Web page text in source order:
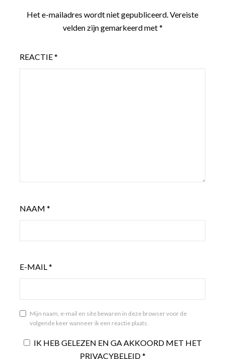
Het e-mailadres wordt niet gepubliceerd.Vereiste
velden zijn gemarkeerd met*
REACTIE*
NAAM *
E-MAIL*
Mijn naam, e-mail en site bewaren in deze browser voor de
volgende keer wanneer ik een reactie plaats.
IK HEB GELEZEN EN GA AKKOORD MET HET
PRIVACYBELEID*